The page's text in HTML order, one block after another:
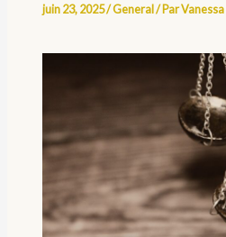
juin 23, 2025/General/ Par